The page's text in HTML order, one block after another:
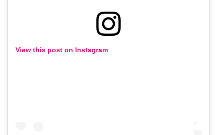
View this post on Instagram